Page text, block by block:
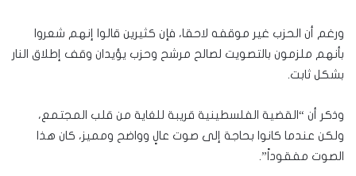
ورغم أن الحزب غير موقفه لاحقا، فإن كثيرين قالوا إنهم شعروا
بأنهم ملزمون بالتصويت لصالح مرشح وحزب يؤيدان وقف إطلاق النار
بشكل ثابت.
وذكر أن “القضية الفلسطينية قريبة للغاية من قلب المجتمع،
ولكن عندما كانوا بحاجة إلى صوت عالٍ وواضح ومميز، كان هذا
الصوت مفقوداً”.